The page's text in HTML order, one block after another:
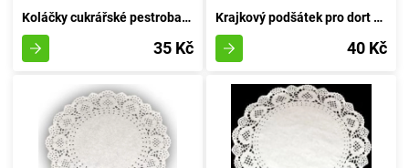
Koláčky cukrářské pestrobarevné 6 cm (pr.3 cm, v.1,5 cm) - 200 kousků
35 Kč
Krajkový podšátek pro dort 36cm 8 kusů
40 Kč